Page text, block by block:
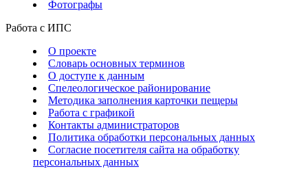
Фотографы
Работа с ИПС
О проекте
Словарь основных терминов
О доступе к данным
Спелеологическое районирование
Методика заполнения карточки пещеры
Работа с графикой
Контакты администраторов
Политика обработки персональных данных
Согласие посетителя сайта на обработку
персональных данных